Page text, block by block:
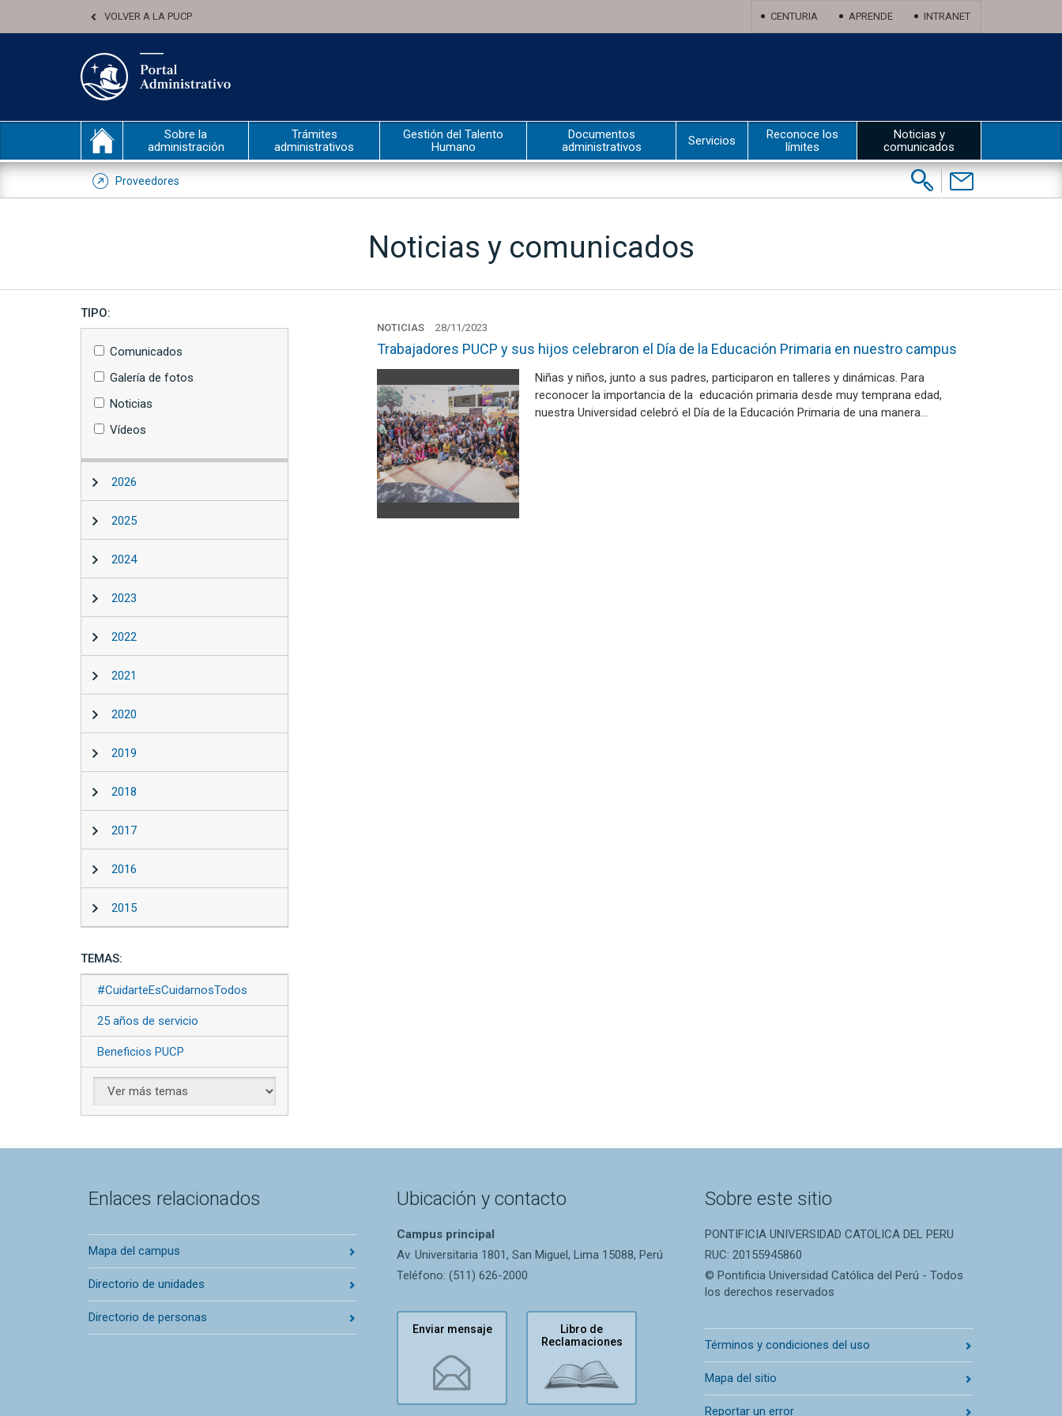
VOLVER A LA PUCP CENTURIA APRENDE INTRANET
Sobre la
administración
Trámites
administrativos
Gestión del Talento
Humano
Documentos
administrativos
Servicios
Reconoce los
límites
Noticias y
comunicados
Proveedores Buscar:
Contáctenos
Noticias y comunicados
TIPO:
Comunicados
Galería de fotos
Noticias
Vídeos
2026
2025
2024
2023
2022
2021
2020
2019
2018
2017
2016
2015
TEMAS:
#CuidarteEsCuidarnosTodos
25 años de servicio
Beneficios PUCP
NOTICIAS 28/11/2023
Trabajadores PUCP y sus hijos celebraron el Día de la Educación Primaria en nuestro campus
Niñas y niños, junto a sus padres, participaron en talleres y dinámicas. Para
reconocer la importancia de la educación primaria desde muy temprana edad,
nuestra Universidad celebró el Día de la Educación Primaria de una manera…
Enlaces relacionados
Mapa del campus
Directorio de unidades
Directorio de personas
Ubicación y contacto
Campus principal
Av. Universitaria 1801, San Miguel, Lima 15088, Perú
Teléfono: (511) 626-2000
Enviar mensaje
Libro de
Reclamaciones
Sobre este sitio
PONTIFICIA UNIVERSIDAD CATOLICA DEL PERU
RUC: 20155945860
© Pontificia Universidad Católica del Perú - Todos
los derechos reservados
Términos y condiciones del uso
Mapa del sitio
Reportar un error